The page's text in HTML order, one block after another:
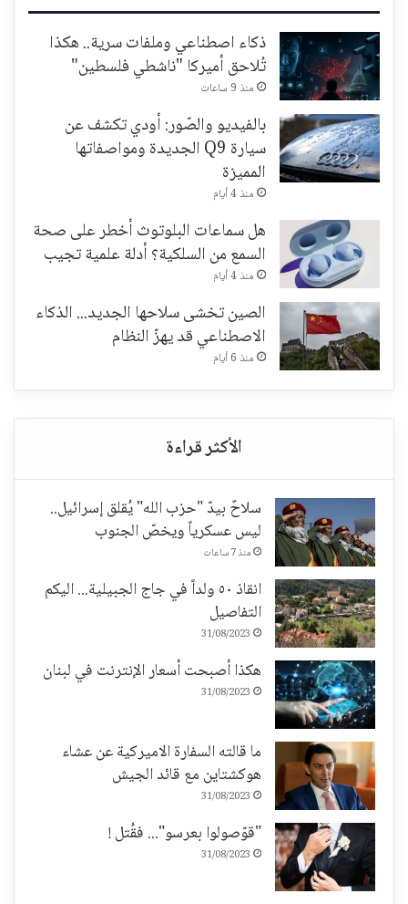
ذكاء اصطناعي وملفات سرية.. هكذا
تُلاحق أميركا "ناشطي فلسطين"
منذ 9 ساعات
بالفيديو والصّور: أودي تكشف عن
سيارة Q9 الجديدة ومواصفاتها
المميزة
منذ 4 أيام
هل سماعات البلوتوث أخطر على صحة
السمع من السلكية؟ أدلة علمية تجيب
منذ 4 أيام
الصين تخشى سلاحها الجديد... الذكاء
الاصطناعي قد يهزّ النظام
منذ 6 أيام
سلاحٌ بيدّ "حزب الله" يُقلق إسرائيل..
ليس عسكرياً ويخصّ الجنوب
منذ 7 ساعات
انقاذ ٥٠ ولداً في جاج الجبيلية... اليكم
التفاصيل
31/08/2023
هكذا أصبحت أسعار الإنترنت في لبنان
31/08/2023
ما قالته السفارة الاميركية عن عشاء
هوكشتاين مع قائد الجيش
31/08/2023
"قوّصولوا بعرسو"... فقُتل !
31/08/2023